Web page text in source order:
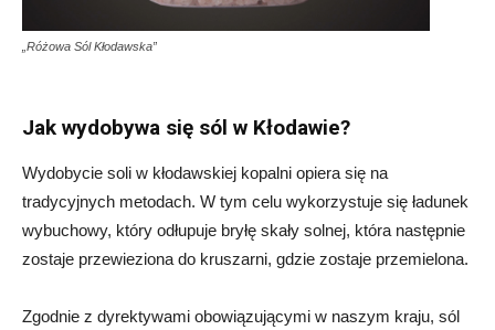
„Różowa Sól Kłodawska”
Jak wydobywa się sól w Kłodawie?
Wydobycie soli w kłodawskiej kopalni opiera się na
tradycyjnych metodach. W tym celu wykorzystuje się ładunek
wybuchowy, który odłupuje bryłę skały solnej, która następnie
zostaje przewieziona do kruszarni, gdzie zostaje przemielona.
Zgodnie z dyrektywami obowiązującymi w naszym kraju, sól